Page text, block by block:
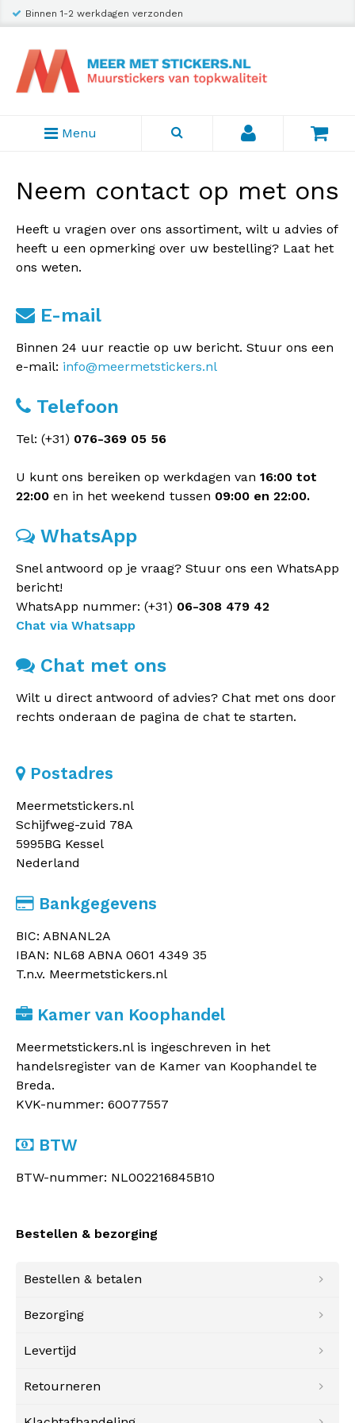
Binnen 1-2 werkdagen verzonden
Menu
Neem contact op met ons
Heeft u vragen over ons assortiment, wilt u advies of
heeft u een opmerking over uw bestelling? Laat het
ons weten.
E-mail
Binnen 24 uur reactie op uw bericht. Stuur ons een
e-mail: info@meermetstickers.nl
Telefoon
Tel: (+31) 076-369 05 56
U kunt ons bereiken op werkdagen van 16:00 tot
22:00 en in het weekend tussen 09:00 en 22:00.
WhatsApp
Snel antwoord op je vraag? Stuur ons een WhatsApp
bericht!
WhatsApp nummer: (+31) 06-308 479 42
Chat via Whatsapp
Chat met ons
Wilt u direct antwoord of advies? Chat met ons door
rechts onderaan de pagina de chat te starten.
Postadres
Meermetstickers.nl
Schijfweg-zuid 78A
5995BG Kessel
Nederland
Bankgegevens
BIC: ABNANL2A
IBAN: NL68 ABNA 0601 4349 35
T.n.v. Meermetstickers.nl
Kamer van Koophandel
Meermetstickers.nl is ingeschreven in het
handelsregister van de Kamer van Koophandel te
Breda.
KVK-nummer: 60077557
BTW
BTW-nummer: NL002216845B10
Bestellen & bezorging
Bestellen & betalen
Bezorging
Levertijd
Retourneren